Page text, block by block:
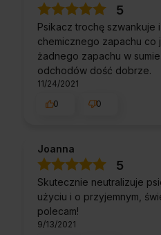
5
Psikacz trochę szwankuje
chemicznego zapachu co
żadnego zapachu w
odchodów dość dobrze.
11/24/2021
0
0
Joanna
5
Skutecznie neutralizuje
użyciu i o przyjemnym,
polecam!
9/13/2021